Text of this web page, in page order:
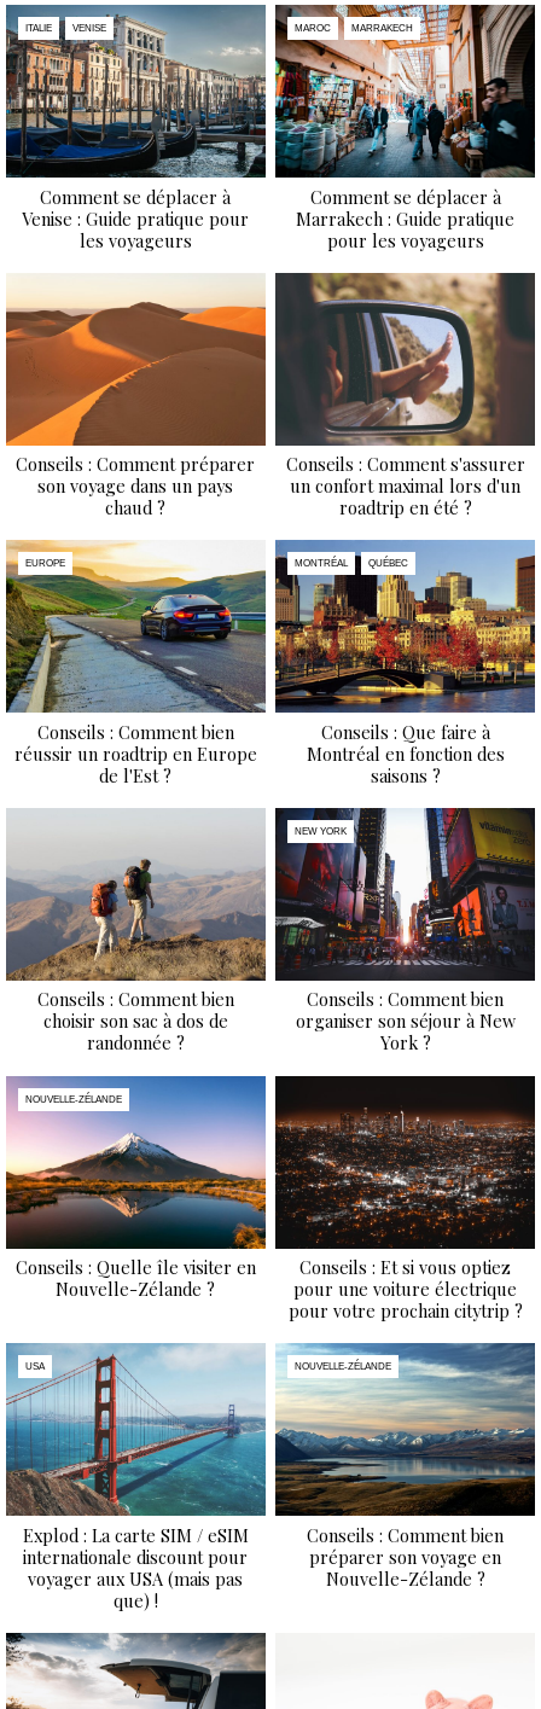
ITALIE VENISE
Comment se déplacer à
Venise : Guide pratique pour
les voyageurs
MAROC MARRAKECH
Comment se déplacer à
Marrakech : Guide pratique
pour les voyageurs
Conseils : Comment préparer
son voyage dans un pays
chaud ?
Conseils : Comment s'assurer
un confort maximal lors d'un
roadtrip en été ?
EUROPE
Conseils : Comment bien
réussir un roadtrip en Europe
de l'Est ?
MONTRÉAL QUÉBEC
Conseils : Que faire à
Montréal en fonction des
saisons ?
Conseils : Comment bien
choisir son sac à dos de
randonnée ?
NEW YORK
Conseils : Comment bien
organiser son séjour à New
York ?
NOUVELLE-ZÉLANDE
Conseils : Quelle île visiter en
Nouvelle-Zélande ?
Conseils : Et si vous optiez
pour une voiture électrique
pour votre prochain citytrip ?
USA
Explod : La carte SIM / eSIM
internationale discount pour
voyager aux USA (mais pas
que) !
NOUVELLE-ZÉLANDE
Conseils : Comment bien
préparer son voyage en
Nouvelle-Zélande ?